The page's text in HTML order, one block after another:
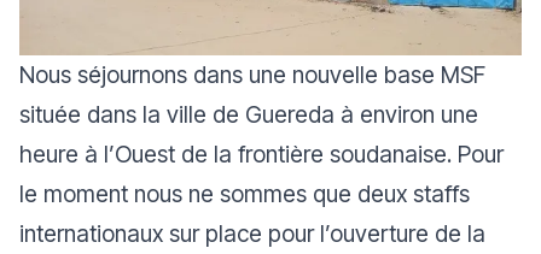
Nous séjournons dans une nouvelle base MSF
située dans la ville de Guereda à environ une
heure à l’Ouest de la frontière soudanaise. Pour
le moment nous ne sommes que deux staffs
internationaux sur place pour l’ouverture de la